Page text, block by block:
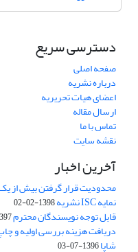
دسترسی سریع
صفحه اصلی
درباره نشریه
اعضای هیات تحریریه
ارسال مقاله
تماس با ما
نقشه سایت
آخرین اخبار
محدودیت قرار گرفتن بیش از یک
نمایه ISC نشریه 1398-02-02
قابل توجه نویسندگان محترم03-19
دریافت هزینه بررسی اولیه و
شاپا1396-07-03